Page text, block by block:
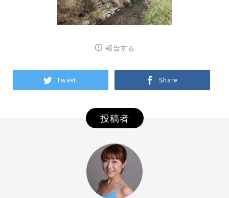
報告する
Tweet Share
投稿者